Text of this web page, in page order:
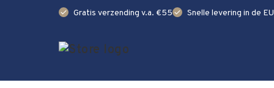
check Gratis verzending v.a. €55check Snelle levering in de EU